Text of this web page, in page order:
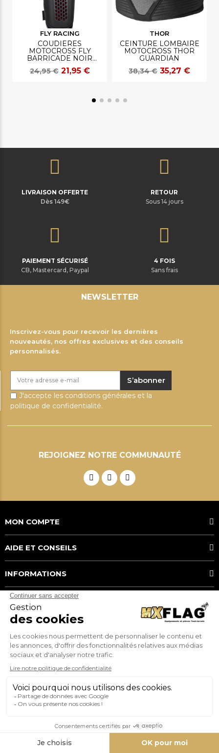
FLY RACING
COUDIERES
MOTOCROSS FLY
BARRICADE NOIR
ADULTE
24,95 € 21,95 €
THOR
CEINTURE LOMBAIRE
MOTOCROSS THOR
GUARDIAN
38,34 € 35,27 €
LIVRAISON OFFERTE
Dès 149€
RETOUR
Sous 14 jours
PAIEMENT SÉCURISÉ
CB, Mastercard, Paypal
4 FOIS
Sans frais
NEWSLETTER
Inscrivez-vous pour recevoir les dernières
nouveautés, nos offres exclusives et des conseils
personnalisés.
S’abonner
J'accepte les conditions générales et la
politique de confidentialité.
REJOIGNEZ NOTRE COMMUNAUTÉ
MON COMPTE
AIDE ET CONSEILS
INFORMATIONS
MOYENS DE PAIEMENT
Service client
© 2026 - mxflag.com - Tous droits réservés